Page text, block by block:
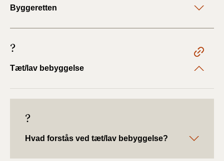
Byggeretten
?
Tæt/lav bebyggelse
?
Hvad forstås ved tæt/lav bebyggelse?